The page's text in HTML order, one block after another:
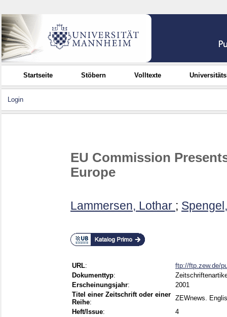
Startseite Stöbern Volltexte
Login
EU Commission
Europe
Lammersen, Lothar ;
URL:
ftp://ftp.zew.de/
Dokumenttyp:
Erscheinungsjahr:
2001
Titel einer Zeitschrift oder einer
Reihe:
ZEWnews.
Heft/Issue:
4